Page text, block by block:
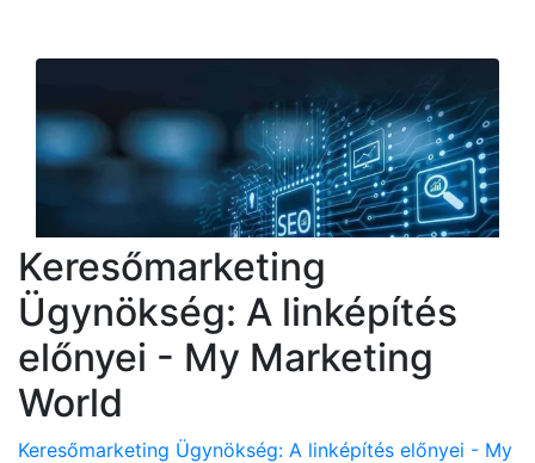
Keresőmarketing
Ügynökség: A linképítés
előnyei - My Marketing
World
Keresőmarketing Ügynökség: A linképítés előnyei - My